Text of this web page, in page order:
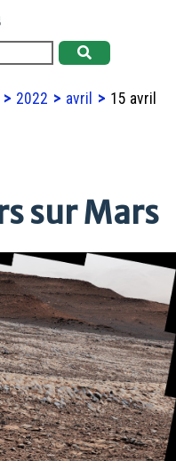
2022 avril
15 avril
sur Mars